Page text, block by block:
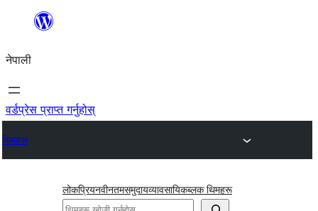
सामग्रीमा
नेपाली
वर्डप्रेस प्राप्त गर्नुहोस्
थिमहरू
लोकप्रियनवीनतमसमुदायव्यावसायिकब्लक थिमहरू